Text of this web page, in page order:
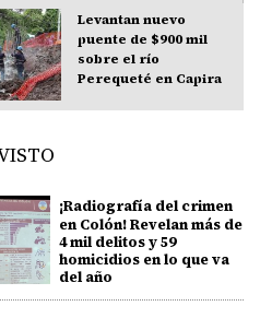
Levantan nuevo
puente de $900 mil
sobre el río
Perequeté en Capira
¡Radiografía del crimen
en Colón! Revelan más de
4 mil delitos y 59
homicidios en lo que va
del año